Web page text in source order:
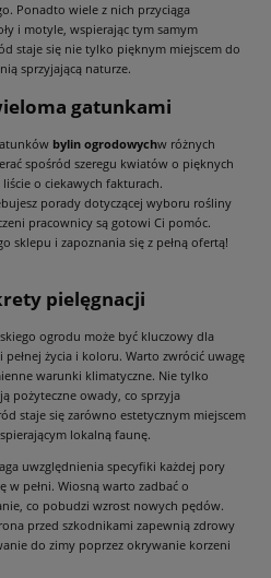
Ponadto wiele z nich przyciąga
i motyle, wspierając tym samym
staje się nie tylko pięknym miejscem do
sprzyjającą naturze.
gatunkami
bylin ogrodowychw różnych
spośród szeregu kwiatów o pięknych
o ciekawych fakturach.
porady dotyczącej wyboru rośliny
pracownicy są gotowi Ci pomóc.
sklepu i zapoznania się z pełną ofertą!
pielęgnacji
ogrodu może być kluczowy dla
życia i koloru. Warto zwrócić uwagę
warunki klimatyczne. Nie tylko
pożyteczne owady, co sprzyja
staje się zarówno estetycznym miejscem
lokalną faunę.
uwzględnienia specyfiki każdej pory
w pełni. Wiosną warto zadbać o
co pobudzi wzrost nowych pędów.
przed szkodnikami zapewnią zdrowy
do zimy poprzez okrywanie korzeni